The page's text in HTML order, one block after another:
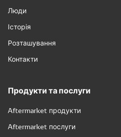
Люди
Історія
Розташування
Контакти
Продукти та послуги
Aftermarket продукти
Aftermarket послуги